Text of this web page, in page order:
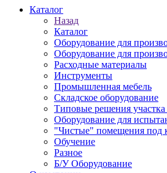
Каталог
Назад
Каталог
Оборудование для
Оборудование для
Расходные материалы
Инструменты
Промышленная мебель
Складское оборудование
Типовые решения
Оборудование для
"Чистые" помещения под
Обучение
Разное
Б/У Оборудование